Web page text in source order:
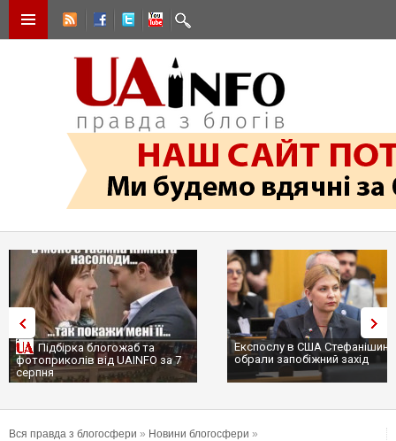
Підбірка блогожаб та
фотоприколів від UAINFO за 7
серпня
Експослу в США
обрали запобіжний захід
Вся правда з блогосфери » Новини блогосфери »